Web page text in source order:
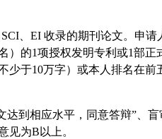
、EI 收录的期刊论文。申请
）的1项授权发明专利或1部正
少于10万字）或本人排名在前
到相应水平，同意答辩”、盲
见为B以上。